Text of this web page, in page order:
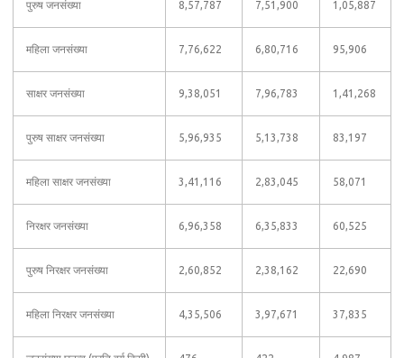
पुरुष जनसंख्या 8,57,787 7,51,900 1,05,887
महिला जनसंख्या 7,76,622 6,80,716 95,906
साक्षर जनसंख्या 9,38,051 7,96,783 1,41,268
पुरुष साक्षर जनसंख्या 5,96,935 5,13,738 83,197
महिला साक्षर जनसंख्या 3,41,116 2,83,045 58,071
निरक्षर जनसंख्या 6,96,358 6,35,833 60,525
पुरुष निरक्षर जनसंख्या 2,60,852 2,38,162 22,690
महिला निरक्षर जनसंख्या 4,35,506 3,97,671 37,835